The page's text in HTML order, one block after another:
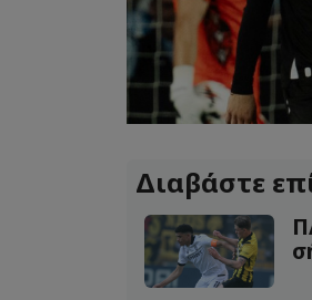
Διαβάστε